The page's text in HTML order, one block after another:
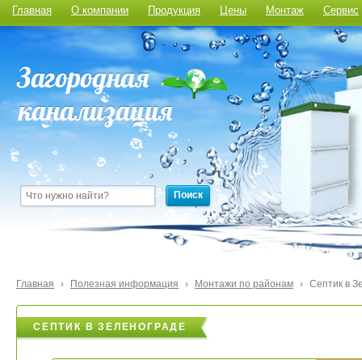
Главная О компании Продукция Цены Монтаж Сервис
Поиск
Главная › Полезная информация › Монтажи по районам › Септик в
СЕПТИК В ЗЕЛЕНОГРАДЕ